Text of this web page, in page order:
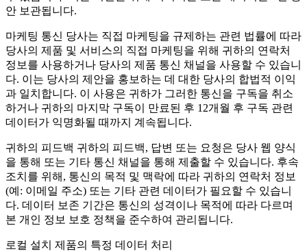
안 보관됩니다.
마케팅 통신 당사는 직접 마케팅을 규제하는 관련 법률에 따라
당사의 제품 및 서비스의 직접 마케팅을 위해 귀하의 연락처
정보를 사용하거나 당사의 제품 통신 채널을 사용할 수 있습니
다. 이는 당사의 제안을 홍보하는 데 대한 당사의 합법적 이익
과 일치합니다. 이 사용은 귀하가 그러한 통신을 구독을 취소
하거나 귀하의 마지막 구독이 만료된 후 12개월 후 구독 관련
데이터가 익명화될 때까지 계속됩니다.
귀하의 피드백 귀하의 피드백, 답변 또는 요청은 당사 웹 양식
을 통해 또는 기타 통신 채널을 통해 제출할 수 있습니다. 후속
조치를 위해, 통신의 목적 및 맥락에 따라 귀하의 연락처 정보
(예: 이메일 주소) 또는 기타 관련 데이터가 필요할 수 있습니
다. 데이터 보존 기간은 통신의 성격이나 목적에 따라 다르며
본 개인 정보 보호 정책을 준수하여 관리됩니다.
로컬 설치 제품의 특정 데이터 처리